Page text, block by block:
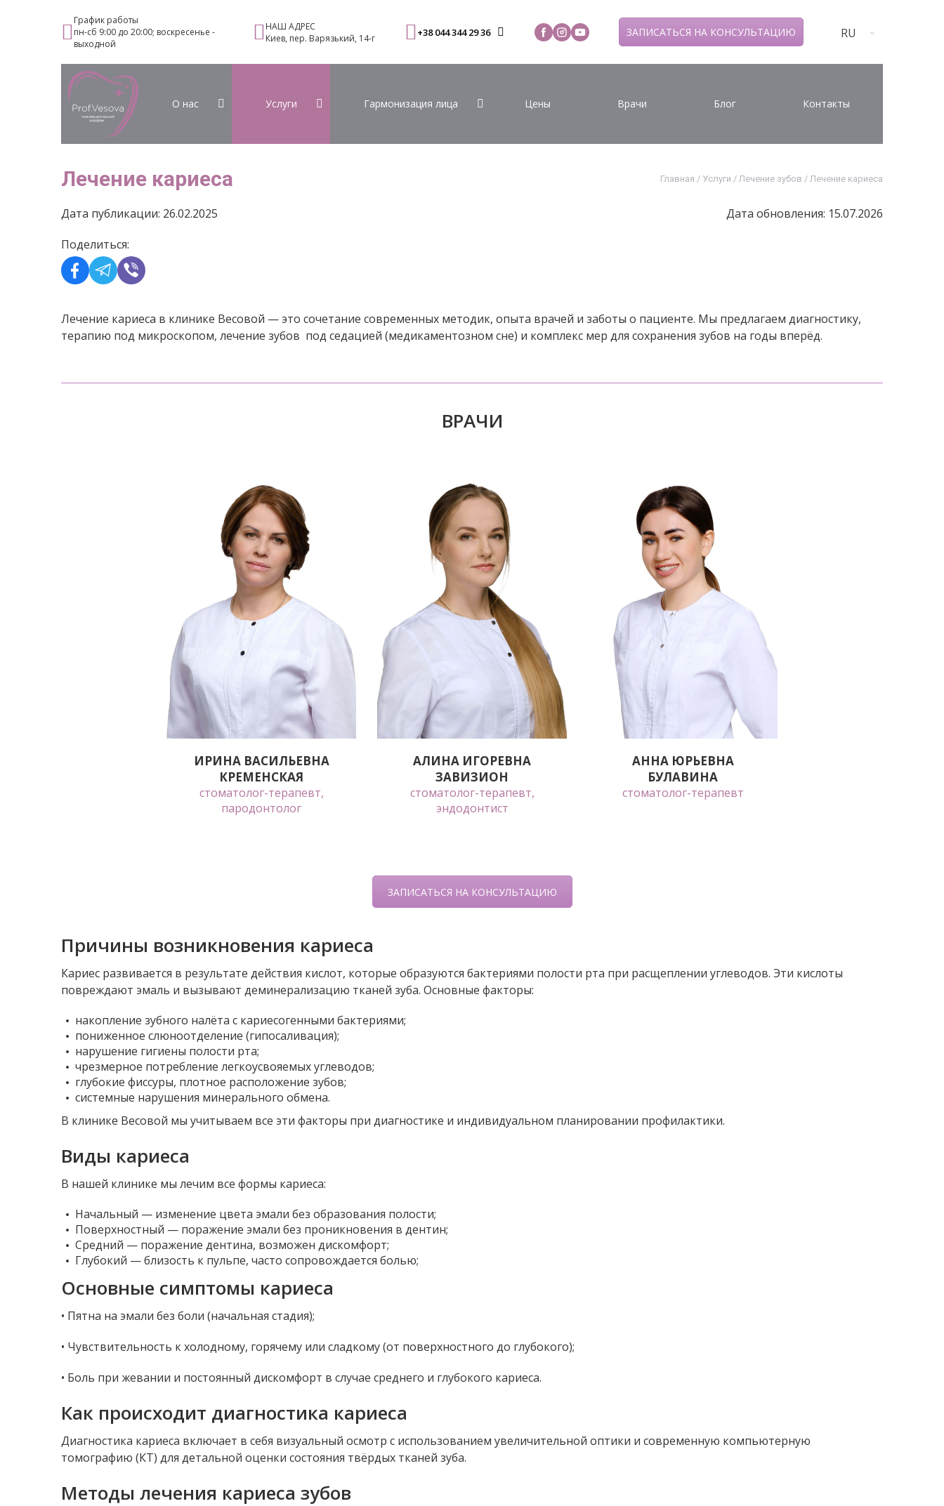
График работы
пн-сб 9:00 до 20:00; воскресенье -
выходной
НАШ АДРЕС
Киев, пер. Варязький, 14-г
+38 044 344 29 36 ЗАПИСАТЬСЯ НА КОНСУЛЬТАЦИЮ RU
О нас Услуги Гармонизация лица Цены Врачи Блог Контакты
Лечение кариеса Главная / Услуги / Лечение зубов / Лечение кариеса
Дата публикации: 26.02.2025
Дата обновления: 15.07.2026
Поделиться:
Лечение кариеса в клинике Весовой — это сочетание современных методик, опыта врачей и заботы о пациенте. Мы предлагаем диагностику,
терапию под микроскопом, лечение зубов под седацией (медикаментозном сне) и комплекс мер для сохранения зубов на годы вперёд.
ВРАЧИ
ИРИНА ВАСИЛЬЕВНА
КРЕМЕНСКАЯ
стоматолог-терапевт,
пародонтолог
АЛИНА ИГОРЕВНА
ЗАВИЗИОН
стоматолог-терапевт,
эндодонтист
АННА ЮРЬЕВНА
БУЛАВИНА
стоматолог-терапевт
ЗАПИСАТЬСЯ НА КОНСУЛЬТАЦИЮ
Причины возникновения кариеса
Кариес развивается в результате действия кислот, которые образуются бактериями полости рта при расщеплении углеводов. Эти кислоты
повреждают эмаль и вызывают деминерализацию тканей зуба. Основные факторы:
накопление зубного налёта с кариесогенными бактериями;
пониженное слюноотделение (гипосаливация);
нарушение гигиены полости рта;
чрезмерное потребление легкоусвояемых углеводов;
глубокие фиссуры, плотное расположение зубов;
системные нарушения минерального обмена.
В клинике Весовой мы учитываем все эти факторы при диагностике и индивидуальном планировании профилактики.
Виды кариеса
В нашей клинике мы лечим все формы кариеса:
Начальный — изменение цвета эмали без образования полости;
Поверхностный — поражение эмали без проникновения в дентин;
Средний — поражение дентина, возможен дискомфорт;
Глубокий — близость к пульпе, часто сопровождается болью;
Основные симптомы кариеса
• Пятна на эмали без боли (начальная стадия);
• Чувствительность к холодному, горячему или сладкому (от поверхностного до глубокого);
• Боль при жевании и постоянный дискомфорт в случае среднего и глубокого кариеса.
Как происходит диагностика кариеса
Диагностика кариеса включает в себя визуальный осмотр с использованием увеличительной оптики и современную компьютерную
томографию (КТ) для детальной оценки состояния твёрдых тканей зуба.
Методы лечения кариеса зубов